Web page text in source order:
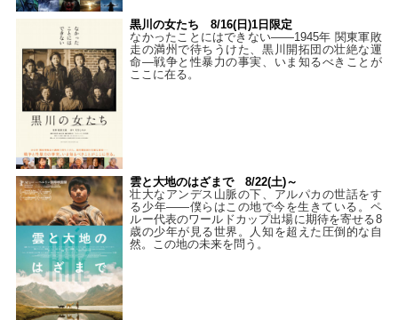
黒川の女たち 8/16(日)1日限定
なかったことにはできない——1945年 関東軍敗
走の満州で待ちうけた、黒川開拓団の壮絶な運
命―戦争と性暴力の事実、いま知るべきことが
ここに在る。
雲と大地のはざまで 8/22(土)～
壮大なアンデス山脈の下、アルパカの世話をす
る少年――僕らはこの地で今を生きている。ペ
ルー代表のワールドカップ出場に期待を寄せる8
歳の少年が見る世界。人知を超えた圧倒的な自
然。この地の未来を問う。